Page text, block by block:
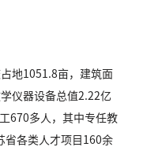
地1051.8亩，建筑面
仪器设备总值2.22亿
670多人，其中专任教
省各类人才项目160余